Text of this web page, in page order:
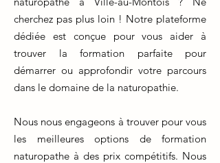
cherchez pas plus loin ! Notre plateforme
dédiée est conçue pour vous aider à
trouver la formation parfaite pour
démarrer ou approfondir votre parcours
dans le domaine de la naturopathie.
Nous nous engageons à trouver pour vous
les meilleures options de formation
naturopathe à des prix compétitifs. Nous